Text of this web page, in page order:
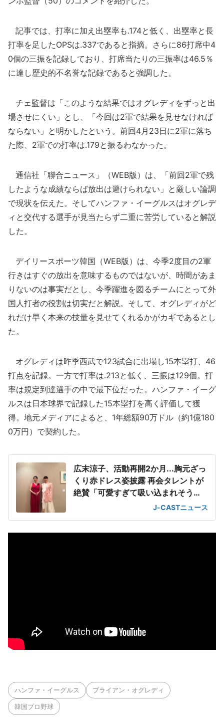
記事では、打率に加え出塁率も.174と低く、出塁率と長
打率を足したOPSは.337であると指摘。さらに86打席中4
0個の三振を記録しており、打席当たりの三振率は46.5％
に達し歴史的不名誉な記録であると強調した。
チェ監督は「このような結果ではオグレディをずっと出
場させにくい」とし、「今回は2軍で結果を見せなければ
ならない」と明かしたという。前回4月23日に2軍に落ち
た際、2軍での打率は.179と振るわなかった。
通信社「聯合ニュース」（WEB版）は、「前回2軍で残
したような成績ならば放出は避けられない」と厳しい論調
で現状を伝えた。そしてハンファ・イーグルスはオグレデ
ィと交代する選手が見当たらず二重に苦労していると解説
した。
デイリースポーツ韓国（WEB版）は、今季2度目の2軍
行きはすぐの放出を意味するものではないが、時間があま
りないのは事実だとし、今季躍進を図るチームにとって外
国人打者の役割は切実だと解説。そして、オグレディがど
れだけ早く本来の技量を見せてくれるかがカギであるとし
た。
オグレディは昨季西武で123試合に出場し15本塁打、46
打点を記録。一方で打率は.213と低く、三振は129個。打
率は規定到達選手の中で最下位だった。ハンファ・イーグ
ルスは日本球界で記録した15本塁打を高く評価して獲
得。地元メディアによると、1年総額90万ドル（約1億180
0万円）で契約した。
広末涼子、活動再開2か月...胸元ざっ
くり赤ドレス姿披露 再会タレントが
絶賛「可愛すぎて吸い込まれそう
J-CASTニュース
ハンファ・イーグルス ブライアン・オグレディ
韓国プロ野球